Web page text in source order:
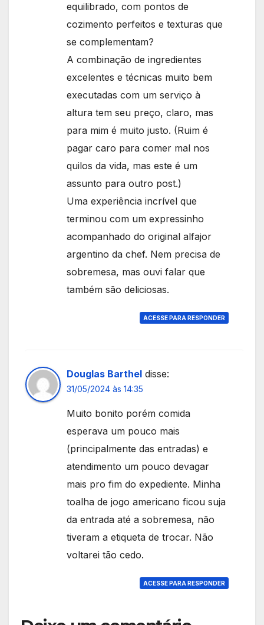
equilibrado, com pontos de
cozimento perfeitos e texturas que
se complementam?
A combinação de ingredientes
excelentes e técnicas muito bem
executadas com um serviço à
altura tem seu preço, claro, mas
para mim é muito justo. (Ruim é
pagar caro para comer mal nos
quilos da vida, mas este é um
assunto para outro post.)
Uma experiência incrível que
terminou com um expressinho
acompanhado do original alfajor
argentino da chef. Nem precisa de
sobremesa, mas ouvi falar que
também são deliciosas.
ACESSE PARA RESPONDER
Douglas Barthel disse:
31/05/2024 às 14:35
Muito bonito porém comida
esperava um pouco mais
(principalmente das entradas) e
atendimento um pouco devagar
mais pro fim do expediente. Minha
toalha de jogo americano ficou suja
da entrada até a sobremesa, não
tiveram a etiqueta de trocar. Não
voltarei tão cedo.
ACESSE PARA RESPONDER